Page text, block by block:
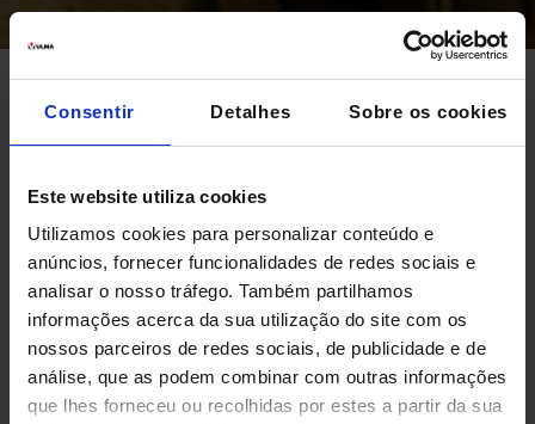
Consentir Detalhes Sobre os cookies
Este website utiliza cookies
Utilizamos cookies para personalizar conteúdo e
anúncios, fornecer funcionalidades de redes sociais e
analisar o nosso tráfego. Também partilhamos
informações acerca da sua utilização do site com os
nossos parceiros de redes sociais, de publicidade e de
análise, que as podem combinar com outras informações
que lhes forneceu ou recolhidas por estes a partir da sua
MAJOR ISD
A empresa distribuidora de destilados
MAJOR ISD (distribuidor exclusivo na
França do licor JÄGERMEISTER e de
outros destilados e bebidas não
alcoólicas), conta hoje com uma solução
integral de intralogística em suas